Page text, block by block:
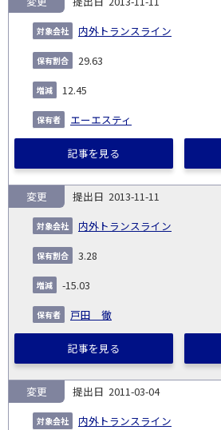
内外トランスライン
29.63
12.45
エーエスティ
記事を見る
2013-11-11
内外トランスライン
変更
3.28
-15.03
戸田 徹
記事を見る
2011-03-04
内外トランスライン
変更